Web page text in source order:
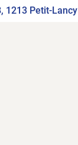
1213 Petit-Lancy